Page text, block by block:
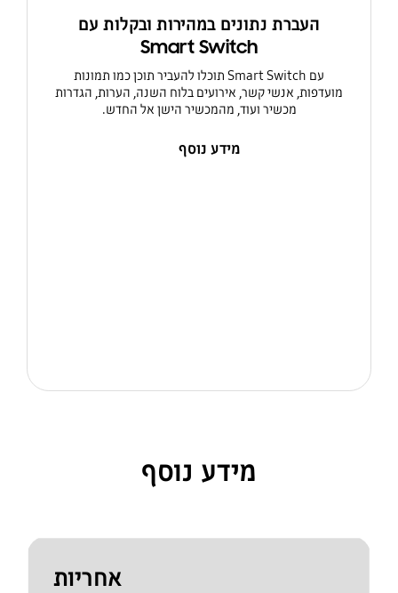
העברת נתונים במהירות ובקלות עם
Smart Switch
עם Smart Switch תוכלו להעביר תוכן כמו תמונות
מועדפות, אנשי קשר, אירועים בלוח השנה, הערות, הגדרות
מכשיר ועוד, מהמכשיר הישן אל החדש.
מידע נוסף
מידע נוסף
אחריות